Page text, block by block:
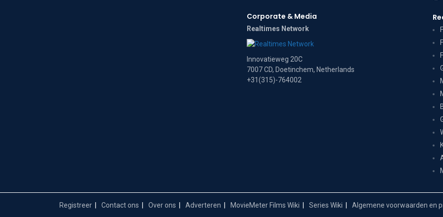
Corporate & Media
Realtimes Network
Innovatieweg 20C
7007 CD, Doetinchem, Netherlands
+31(315)-764002
Registreer Contact ons Over ons Adverteren MovieMeter Films Wiki Series Wiki Algemene voorwaarden en